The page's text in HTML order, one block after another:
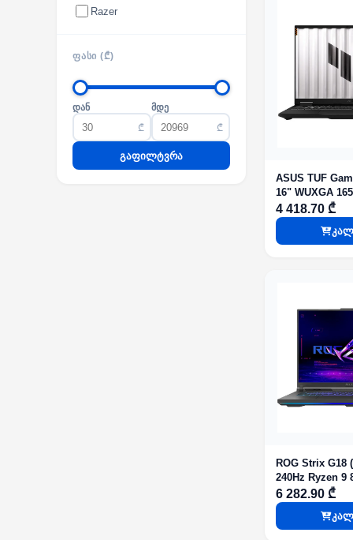
Razer
ᲤᲐᲡᲘ (₾)
დან
₾
მდე
₾
გაფილტვრა
ASUS TUF
16" WUXGA
i5 13450HX
RTX 5060 8GB
4 418.70 ₾
ROG Strix G18
240Hz Ryzen 9
1TB G4 SSD
Gray
6 282.90 ₾